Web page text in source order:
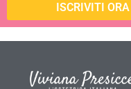
ISCRIVITI